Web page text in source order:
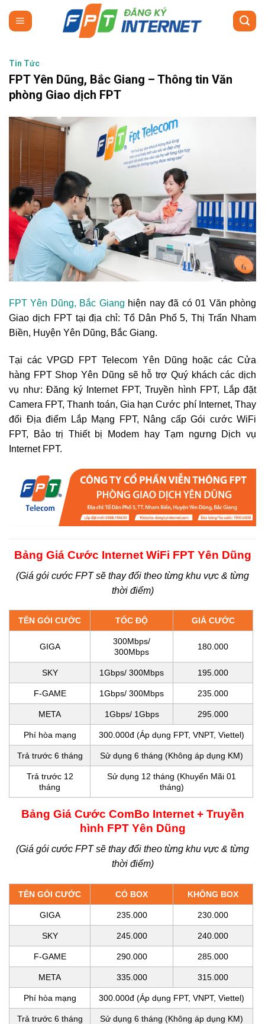
Tin Tức
FPT Yên Dũng, Bắc Giang – Thông tin Văn
phòng Giao dịch FPT
FPT Yên Dũng, Bắc Giang hiện nay đã có 01 Văn phòng
Giao dịch FPT tại địa chỉ: Tổ Dân Phố 5, Thị Trấn Nham
Biền, Huyện Yên Dũng, Bắc Giang.
Tại các VPGD FPT Telecom Yên Dũng hoặc các Cửa
hàng FPT Shop Yên Dũng sẽ hỗ trợ Quý khách các dịch
vụ như: Đăng ký Internet FPT, Truyền hình FPT, Lắp đặt
Camera FPT, Thanh toán, Gia hạn Cước phí Internet, Thay
đổi Địa điểm Lắp Mạng FPT, Nâng cấp Gói cước WiFi
FPT, Bảo trị Thiết bị Modem hay Tạm ngưng Dịch vụ
Internet FPT.
Bảng Giá Cước Internet WiFi FPT Yên Dũng
(Giá gói cước FPT sẽ thay đổi theo từng khu vực & từng
thời điểm)
TÊN GÓI CƯỚC TỐC ĐỘ GIÁ CƯỚC
GIGA
300Mbps/
300Mbps
180.000
SKY 1Gbps/ 300Mbps 195.000
F-GAME 1Gbps/ 300Mbps 235.000
META 1Gbps/ 1Gbps 295.000
Phí hòa mạng 300.000đ (Áp dụng FPT, VNPT, Viettel)
Trả trước 6 tháng Sử dụng 6 tháng (Không áp dụng KM)
Trả trước 12
tháng
Sử dụng 12 tháng (Khuyến Mãi 01
tháng)
Bảng Giá Cước ComBo Internet + Truyền
hình FPT Yên Dũng
(Giá gói cước FPT sẽ thay đổi theo từng khu vực & từng
thời điểm)
TÊN GÓI CƯỚC CÓ BOX KHÔNG BOX
GIGA 235.000 230.000
SKY 245.000 240.000
F-GAME 290.000 285.000
META 335.000 315.000
Phí hòa mạng 300.000đ (Áp dụng FPT, VNPT, Viettel)
Trả trước 6 tháng Sử dụng 6 tháng (Không áp dụng KM)